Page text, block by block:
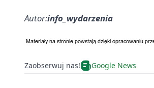
Autor:info_wydarzenia
Zaobserwuj nas! Google News